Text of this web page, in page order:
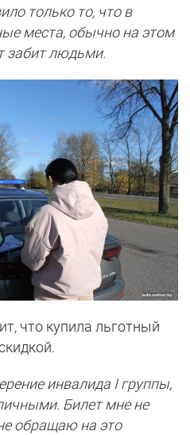
только то, что в
места, обычно на этом
забит людьми.
что купила льготный
инвалида I группы,
Билет мне не
обращаю на это